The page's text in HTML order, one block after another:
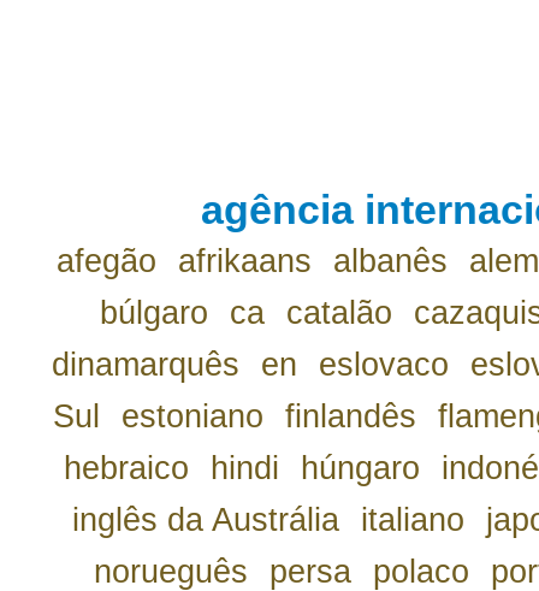
agência
afegão afrikaans albanês
búlgaro
ca catalão
dinamarquês
en eslovaco
Sul
estoniano finlandês
hebraico
hindi húngaro
inglês da Austrália
italiano
norueguês
persa polaco